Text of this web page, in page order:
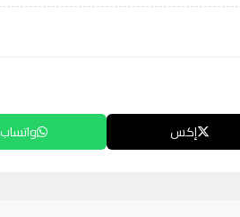
إكس واتساب